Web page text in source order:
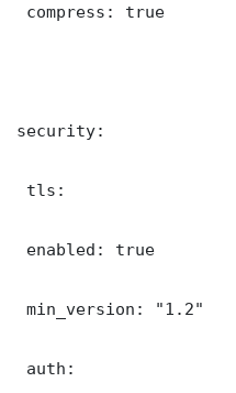
compress: true
security:
tls:
enabled: true
min_version: "1.2"
auth: